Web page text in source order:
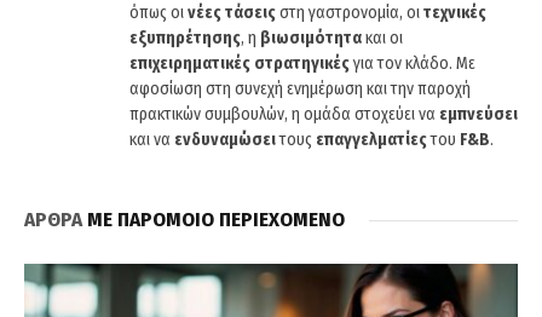
όπως οινέες τάσειςστη γαστρονομία, οιτεχνικές
εξυπηρέτησης, η βιωσιμότητακαι οι
επιχειρηματικές στρατηγικέςγια τον κλάδο. Με
αφοσίωση στη συνεχή ενημέρωση και την παροχή
πρακτικών συμβουλών, η ομάδα στοχεύει να εμπνεύσει
και να ενδυναμώσειτους επαγγελματίεςτου F&B.
ΑΡΘΡΑΜΕ ΠΑΡΟΜΟΙΟ ΠΕΡΙΕΧΟΜΕΝΟ